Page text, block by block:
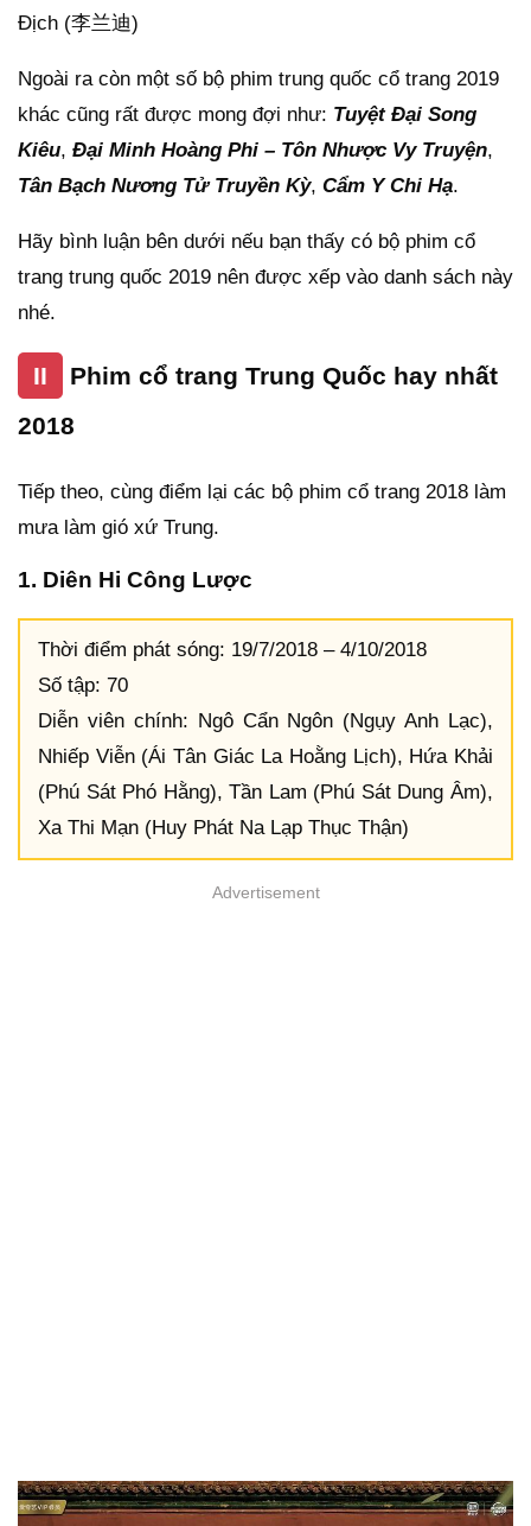
Địch (李兰迪)
Ngoài ra còn một số bộ phim trung quốc cổ trang 2019
khác cũng rất được mong đợi như: Tuyệt Đại Song
Kiêu, Đại Minh Hoàng Phi – Tôn Nhược Vy Truyện,
Tân Bạch Nương Tử Truyền Kỳ, Cẩm Y Chi Hạ.
Hãy bình luận bên dưới nếu bạn thấy có bộ phim cổ
trang trung quốc 2019 nên được xếp vào danh sách này
nhé.
II
Phim cổ trang Trung Quốc hay nhất
2018
Tiếp theo, cùng điểm lại các bộ phim cổ trang 2018 làm
mưa làm gió xứ Trung.
1. Diên Hi Công Lược
Thời điểm phát sóng: 19/7/2018 – 4/10/2018
Số tập: 70
Diễn viên chính: Ngô Cẩn Ngôn (Ngụy Anh Lạc),
Nhiếp Viễn (Ái Tân Giác La Hoằng Lịch), Hứa Khải
(Phú Sát Phó Hằng), Tần Lam (Phú Sát Dung Âm),
Xa Thi Mạn (Huy Phát Na Lạp Thục Thận)
Advertisement